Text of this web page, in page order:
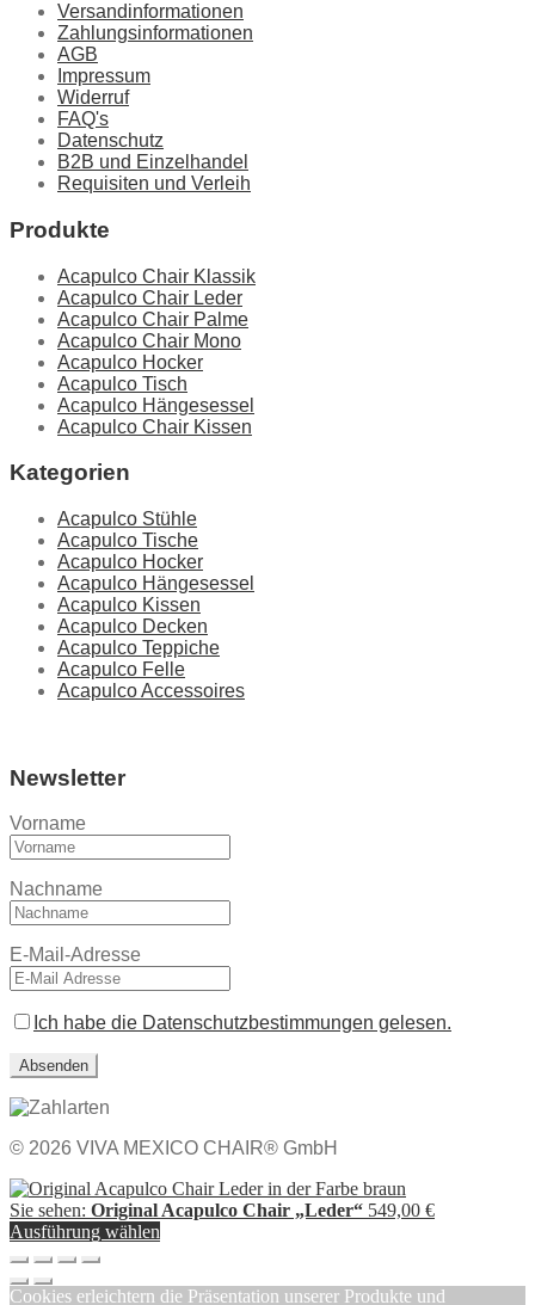
Versandinformationen
Zahlungsinformationen
AGB
Impressum
Widerruf
FAQ's
Datenschutz
B2B und Einzelhandel
Requisiten und Verleih
Produkte
Acapulco Chair Klassik
Acapulco Chair Leder
Acapulco Chair Palme
Acapulco Chair Mono
Acapulco Hocker
Acapulco Tisch
Acapulco Hängesessel
Acapulco Chair Kissen
Kategorien
Acapulco Stühle
Acapulco Tische
Acapulco Hocker
Acapulco Hängesessel
Acapulco Kissen
Acapulco Decken
Acapulco Teppiche
Acapulco Felle
Acapulco Accessoires
Newsletter
Vorname
Nachname
E-Mail-Adresse
Ich habe die Datenschutzbestimmungen gelesen.
© 2026 VIVA MEXICO CHAIR® GmbH
Sie sehen: Original Acapulco Chair „Leder“ 549,00 €
Ausführung wählen
Cookies erleichtern die Präsentation unserer Produkte und